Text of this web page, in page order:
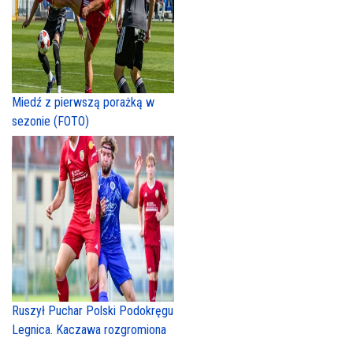
Miedź z pierwszą porażką w
sezonie (FOTO)
Ruszył Puchar Polski Podokręgu
Legnica. Kaczawa rozgromiona